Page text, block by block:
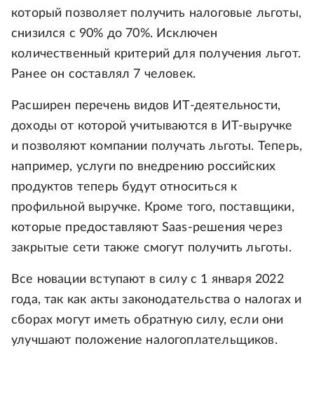
который позволяет получить налоговые льготы,
снизился с 90% до 70%. Исключен
количественный критерий для получения льгот.
Ранее он составлял 7 человек.
Расширен перечень видов ИТ-деятельности,
доходы от которой учитываются в ИТ-выручке
и позволяют компании получать льготы. Теперь,
например, услуги по внедрению российских
продуктов теперь будут относиться к
профильной выручке. Кроме того, поставщики,
которые предоставляют Saas-решения через
закрытые сети также смогут получить льготы.
Все новации вступают в силу с 1 января 2022
года, так как акты законодательства о налогах и
сборах могут иметь обратную силу, если они
улучшают положение налогоплательщиков.